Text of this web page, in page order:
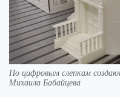
По цифровым слепкам
Михаила Бабайцева